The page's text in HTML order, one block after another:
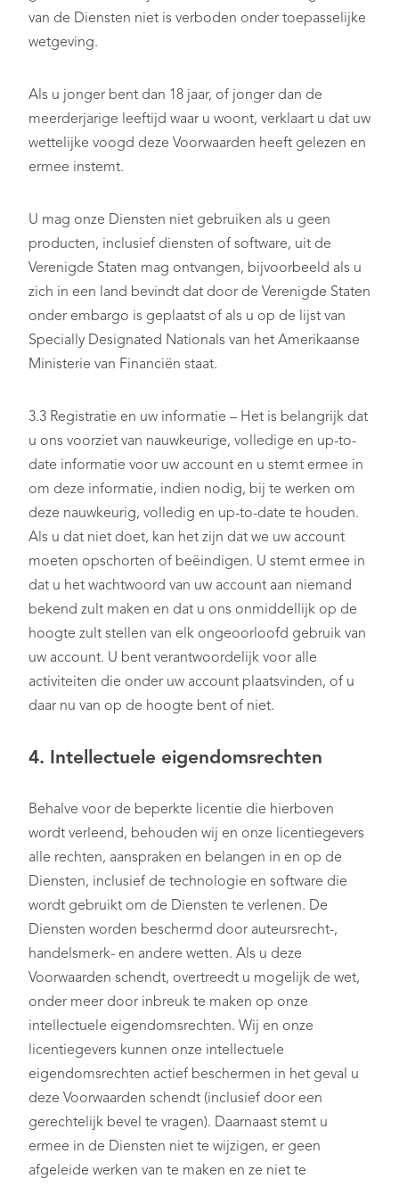
van de Diensten niet is verboden onder toepasselijke
wetgeving.
Als u jonger bent dan 18 jaar, of jonger dan de
meerderjarige leeftijd waar u woont, verklaart u dat uw
wettelijke voogd deze Voorwaarden heeft gelezen en
ermee instemt.
U mag onze Diensten niet gebruiken als u geen
producten, inclusief diensten of software, uit de
Verenigde Staten mag ontvangen, bijvoorbeeld als u
zich in een land bevindt dat door de Verenigde Staten
onder embargo is geplaatst of als u op de lijst van
Specially Designated Nationals van het Amerikaanse
Ministerie van Financiën staat.
3.3 Registratie en uw informatie – Het is belangrijk dat
u ons voorziet van nauwkeurige, volledige en up-to-
date informatie voor uw account en u stemt ermee in
om deze informatie, indien nodig, bij te werken om
deze nauwkeurig, volledig en up-to-date te houden.
Als u dat niet doet, kan het zijn dat we uw account
moeten opschorten of beëindigen. U stemt ermee in
dat u het wachtwoord van uw account aan niemand
bekend zult maken en dat u ons onmiddellijk op de
hoogte zult stellen van elk ongeoorloofd gebruik van
uw account. U bent verantwoordelijk voor alle
activiteiten die onder uw account plaatsvinden, of u
daar nu van op de hoogte bent of niet.
4. Intellectuele eigendomsrechten
Behalve voor de beperkte licentie die hierboven
wordt verleend, behouden wij en onze licentiegevers
alle rechten, aanspraken en belangen in en op de
Diensten, inclusief de technologie en software die
wordt gebruikt om de Diensten te verlenen. De
Diensten worden beschermd door auteursrecht-,
handelsmerk- en andere wetten. Als u deze
Voorwaarden schendt, overtreedt u mogelijk de wet,
onder meer door inbreuk te maken op onze
intellectuele eigendomsrechten. Wij en onze
licentiegevers kunnen onze intellectuele
eigendomsrechten actief beschermen in het geval u
deze Voorwaarden schendt (inclusief door een
gerechtelijk bevel te vragen). Daarnaast stemt u
ermee in de Diensten niet te wijzigen, er geen
afgeleide werken van te maken en ze niet te